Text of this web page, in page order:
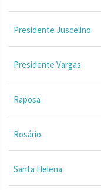
Presidente Juscelino
Presidente Vargas
Raposa
Rosário
Santa Helena